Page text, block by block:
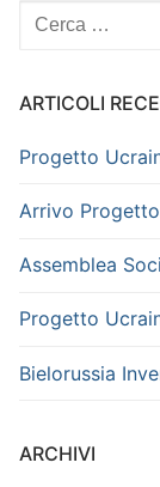
Cerca:
ARTICOLI
Progetto
Arrivo
Assemblea Soci
Progetto
Bielorussia
ARCHIVI